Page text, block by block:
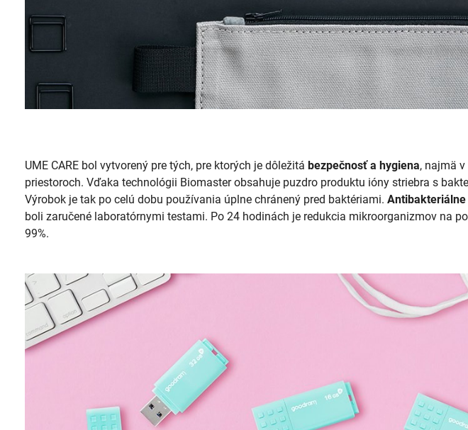
UME CARE bol vytvorený pre tých, pre ktorých je dôležitá bezpečnosť a hygiena, najmä
priestoroch. Vďaka technológii Biomaster obsahuje puzdro produktu ióny striebra s
Výrobok je tak po celú dobu používania úplne chránený pred baktériami.
boli zaručené laboratórnymi testami. Po 24 hodinách je redukcia mikroorganizmov na
99%.